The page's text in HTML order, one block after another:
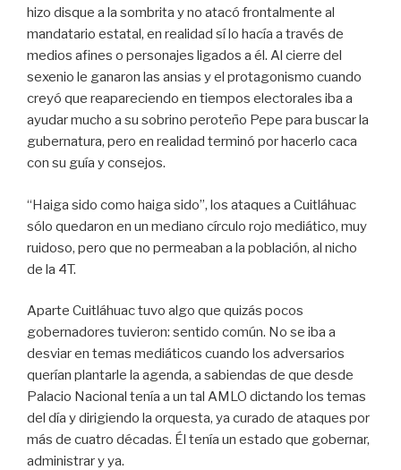
hizo disque a la sombrita y no atacó frontalmente al
mandatario estatal, en realidad sí lo hacía a través de
medios afines o personajes ligados a él. Al cierre del
sexenio le ganaron las ansias y el protagonismo cuando
creyó que reapareciendo en tiempos electorales iba a
ayudar mucho a su sobrino peroteño Pepe para buscar la
gubernatura, pero en realidad terminó por hacerlo caca
con su guía y consejos.
“Haiga sido como haiga sido”, los ataques a Cuitláhuac
sólo quedaron en un mediano círculo rojo mediático, muy
ruidoso, pero que no permeaban a la población, al nicho
de la 4T.
Aparte Cuitláhuac tuvo algo que quizás pocos
gobernadores tuvieron: sentido común. No se iba a
desviar en temas mediáticos cuando los adversarios
querían plantarle la agenda, a sabiendas de que desde
Palacio Nacional tenía a un tal AMLO dictando los temas
del día y dirigiendo la orquesta, ya curado de ataques por
más de cuatro décadas. Él tenía un estado que gobernar,
administrar y ya.